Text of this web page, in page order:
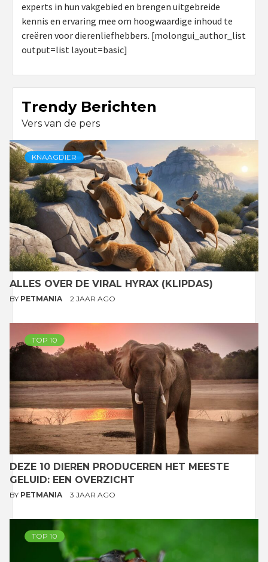
experts in hun vakgebied en brengen uitgebreide
kennis en ervaring mee om hoogwaardige inhoud te
creëren voor dierenliefhebbers. [molongui_author_list
output=list layout=basic]
Trendy Berichten
Vers van de pers
KNAAGDIER
ALLES OVER DE VIRAL HYRAX (KLIPDAS)
BY PETMANIA 2 JAAR AGO
TOP 10
DEZE 10 DIEREN PRODUCEREN HET MEESTE
GELUID: EEN OVERZICHT
BY PETMANIA 3 JAAR AGO
TOP 10